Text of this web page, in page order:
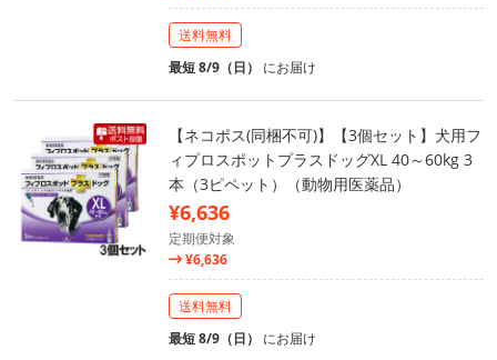
送料無料
最短 8/9（日） にお届け
【ネコポス(同梱不可)】【3個セット】犬用フ
ィプロスポットプラスドッグXL 40～60kg 3
本（3ピペット）（動物用医薬品）
¥6,636
定期便対象
¥6,636
送料無料
最短 8/9（日） にお届け